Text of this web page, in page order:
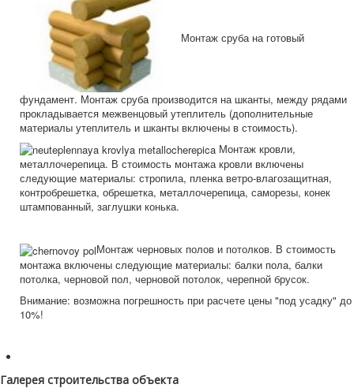
Монтаж сруба на готовый
фундамент. Монтаж сруба производится на шканты, между рядами
прокладывается межвенцовый утеплитель (дополнительные
материалы утеплитель и шканты включены в стоимость).
Монтаж кровли,
металлочерепица. В стоимость монтажа кровли включены
следующие материалы: стропила, пленка ветро-влагозащитная,
контробрешетка, обрешетка, металлочерепица, саморезы, конек
штампованный, заглушки конька.
Монтаж черновых полов и потолков. В стоимость
монтажа включены следующие материалы: балки пола, балки
потолка, черновой пол, черновой потолок, черепной брусок.
Внимание: возможна погрешность при расчете цены "под усадку" до
10%!
Галерея строительства объекта